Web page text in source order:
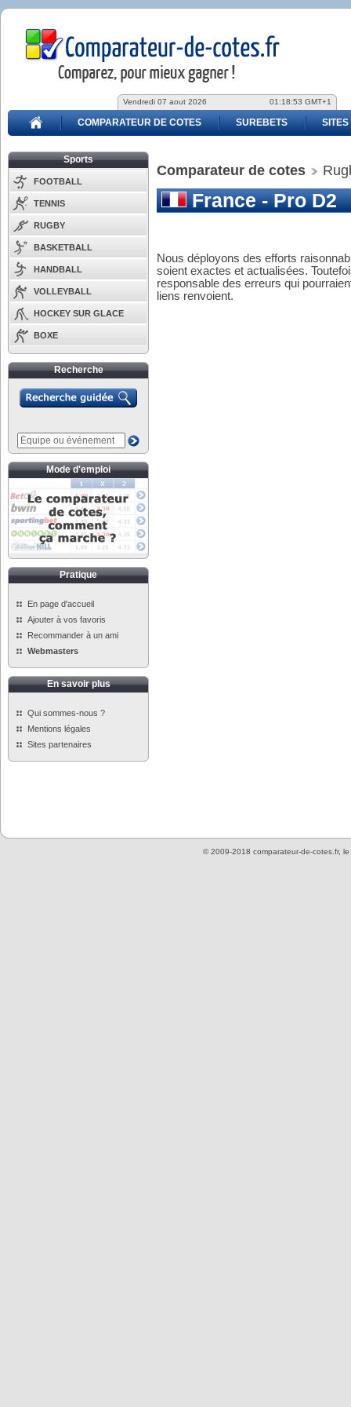
Vendredi 07 aout 2026 01:18:53 GMT+1
COMPARATEUR DE COTES SUREBETS SITES
Sports
FOOTBALL
TENNIS
RUGBY
BASKETBALL
HANDBALL
VOLLEYBALL
HOCKEY SUR GLACE
BOXE
Recherche
Mode d'emploi
Pratique
En page d'accueil
Ajouter à vos favoris
Recommander à un ami
Webmasters
En savoir plus
Qui sommes-nous ?
Mentions légales
Sites partenaires
Comparateur de cotes
France - Pro D2
Nous déployons des efforts
soient exactes et actualisées.
responsable des erreurs qui
liens renvoient.
© 2009-2018 comparateur-de-cotes.fr, le